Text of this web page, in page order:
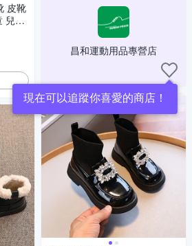
皮靴
兒童
昌和運動用品專營店
現在可以追蹤你喜愛的商店！